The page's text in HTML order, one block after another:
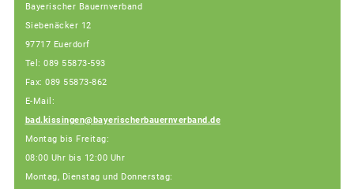
Bayerischer Bauernverband
Siebenäcker 12
97717 Euerdorf
Tel: 089 55873-593
Fax: 089 55873-862
E-Mail:
bad.kissingen@bayerischerbauernverband.de
Montag bis Freitag:
08:00 Uhr bis 12:00 Uhr
Montag, Dienstag und Donnerstag: